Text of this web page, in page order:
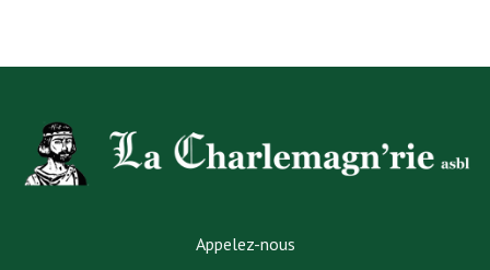
Appelez-nous